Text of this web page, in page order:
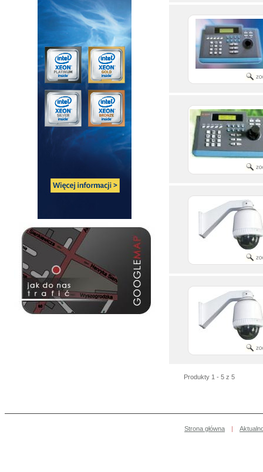
Produkty 1 - 5 z 5
Strona główna